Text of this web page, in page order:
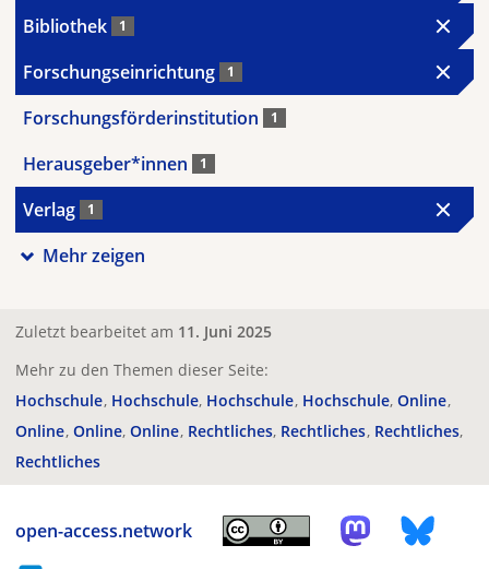
Bibliothek 1
Forschungseinrichtung 1
Forschungsförderinstitution 1
Herausgeber*innen 1
Verlag 1
Mehr zeigen
Zuletzt bearbeitet am 11. Juni 2025
Mehr zu den Themen dieser Seite:
Hochschule Hochschule Hochschule Hochschule Online
Online Online Online Rechtliches Rechtliches Rechtliches
Rechtliches
open-access.network